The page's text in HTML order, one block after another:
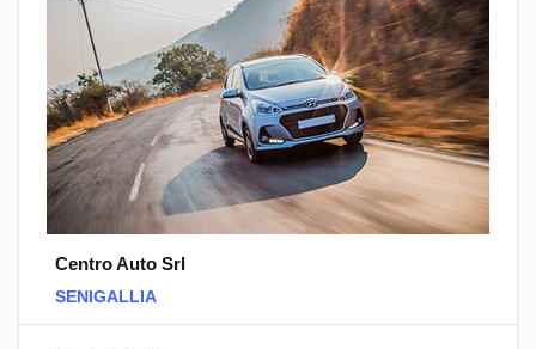
Centro Auto Srl
SENIGALLIA